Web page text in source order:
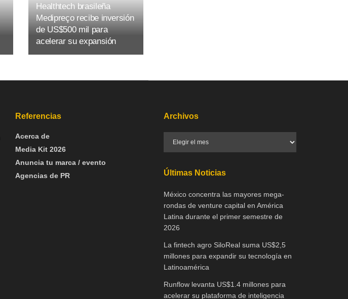
Healthtech brasileña
Medipreço recibe inversión
de US$500 mil para
acelerar su expansión
Referencias
Acerca de
Media Kit 2026
Anuncia tu marca / evento
Agencias de PR
Archivos
Últimas Noticias
México concentra las mayores mega-
rondas de venture capital en América
Latina durante el primer semestre de
2026
La fintech agro SiloReal suma US$2,5
millones para expandir su tecnología en
Latinoamérica
Runflow levanta US$1.4 millones para
acelerar su plataforma de inteligencia